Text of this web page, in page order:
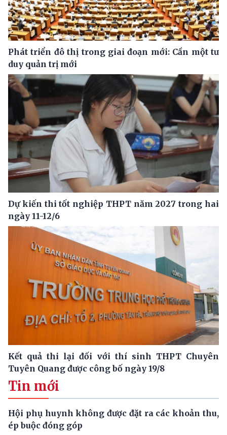
Phát triển đô thị trong giai đoạn mới: Cần một tư
duy quản trị mới
Dự kiến thi tốt nghiệp THPT năm 2027 trong hai
ngày 11-12/6
Kết quả thi lại đối với thí sinh THPT Chuyên
Tuyên Quang được công bố ngày 19/8
Tin mới
Hội phụ huynh không được đặt ra các khoản thu,
ép buộc đóng góp